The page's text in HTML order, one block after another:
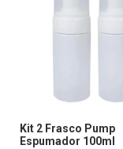
Kit 2 Frasco Pump
Espumador 100ml